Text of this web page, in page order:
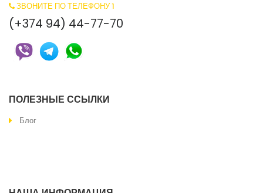
ЗВОНИТЕ ПО ТЕЛЕФОНУ 1
(+374 94) 44-77-70
ПОЛЕЗНЫЕ ССЫЛКИ
Блог